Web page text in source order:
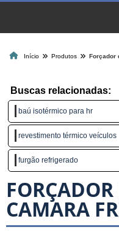
Início Produtos
Buscas relacionadas:
baú isotérmico para hr
revestimento térmico veículos
furgão refrigerado
CAMARA